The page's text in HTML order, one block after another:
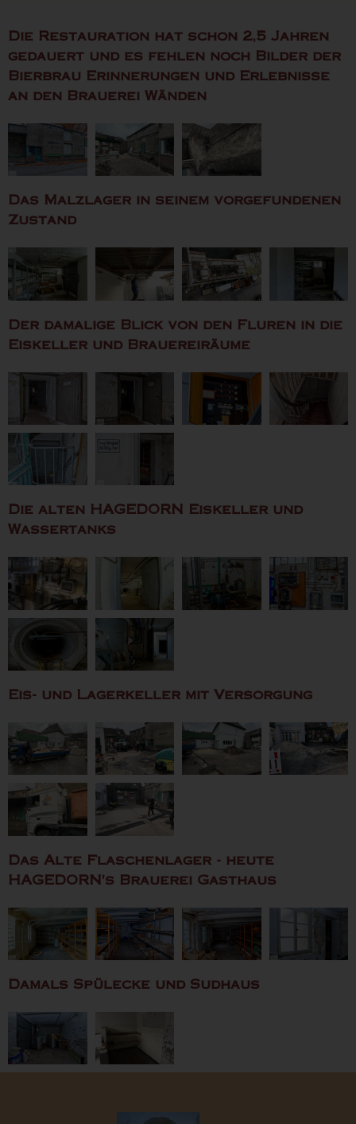
Die Restauration hat schon 2,5 Jahren
gedauert und es fehlen noch Bilder der
Bierbrau Erinnerungen und Erlebnisse
an den Brauerei Wänden
Das Malzlager in seinem vorgefundenen
Zustand
Der damalige Blick von den Fluren in die
Eiskeller und Brauereiräume
Die alten HAGEDORN Eiskeller und
Wassertanks
Eis- und Lagerkeller mit Versorgung
Das Alte Flaschenlager - heute
HAGEDORN's Brauerei Gasthaus
Damals Spülecke und Sudhaus